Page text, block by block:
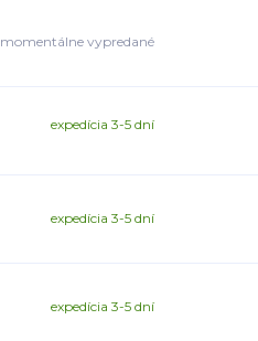
momentálne vypredané
expedícia 3-5 dní
expedícia 3-5 dní
expedícia 3-5 dní